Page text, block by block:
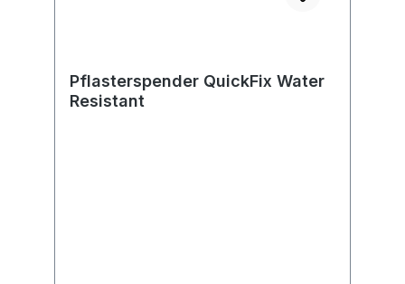
Pflasterspender QuickFix Water
Resistant